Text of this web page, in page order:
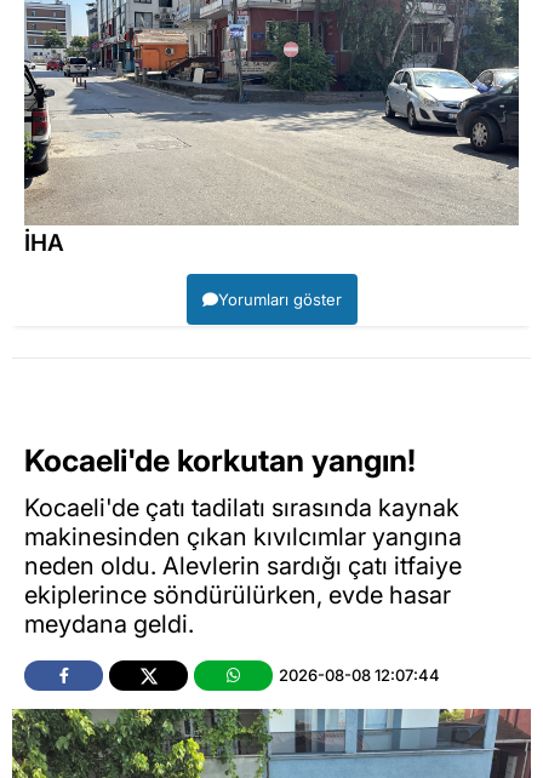
İHA
Yorumları göster
Kocaeli'de korkutan yangın!
Kocaeli'de çatı tadilatı sırasında kaynak
makinesinden çıkan kıvılcımlar yangına
neden oldu. Alevlerin sardığı çatı itfaiye
ekiplerince söndürülürken, evde hasar
meydana geldi.
2026-08-08 12:07:44